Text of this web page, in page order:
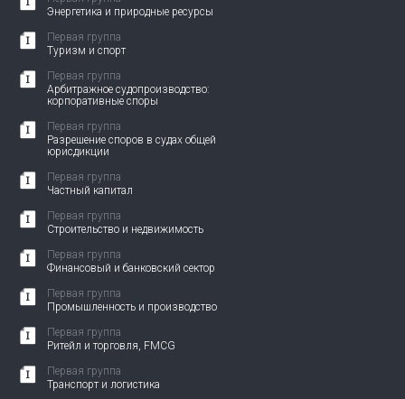
Энергетика и природные ресурсы
Первая группа
Туризм и спорт
Первая группа
Арбитражное судопроизводство:
корпоративные споры
Первая группа
Разрешение споров в судах общей
юрисдикции
Первая группа
Частный капитал
Первая группа
Строительство и недвижимость
Первая группа
Финансовый и банковский сектор
Первая группа
Промышленность и производство
Первая группа
Ритейл и торговля, FMCG
Первая группа
Транспорт и логистика